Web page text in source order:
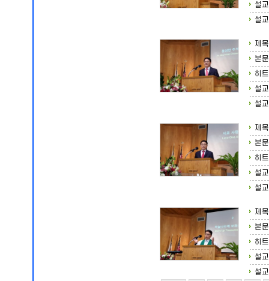
설
설
제목
본문
히트
설
설
제목
본문
히트
설
설
제목
본문
히트
설
설